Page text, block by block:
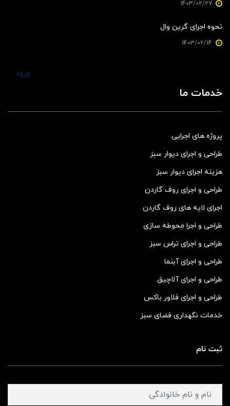
نحوه اجرای گرین وال
ورود
خدمات ما
پروژه های اجرایی
طراحی و اجرای دیوار سبز
هزینه اجرای دیوار سبز
طراحی و اجرای روف گاردن
اجرای لایه های روف گاردن
طراحی و اجرا محوطه سازی
طراحی و اجرای تراس سبز
طراحی و اجرای آبنما
طراحی و اجرای آلاچیق
طراحی و اجرای فلاور باکس
خدمات نگهداری فضای سبز
ثبت نام